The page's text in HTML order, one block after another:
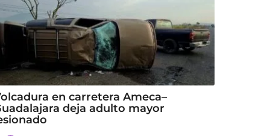
en carretera Ameca–
deja adulto mayor